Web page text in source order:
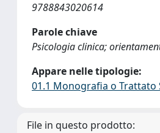
9788843020614
Parole chiave
Psicologia clinica;
Appare nelle tipologie:
01.1 Monografia o Trattato
File in questo prodotto: